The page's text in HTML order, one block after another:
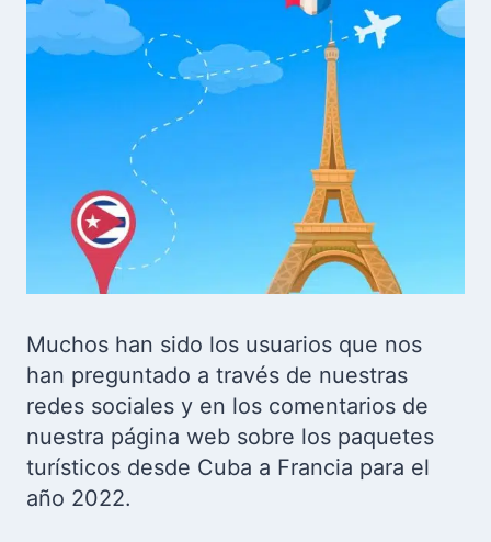
Muchos han sido los usuarios que nos
han preguntado a través de nuestras
redes sociales y en los comentarios de
nuestra página web sobre los paquetes
turísticos desde Cuba a Francia para el
año 2022.